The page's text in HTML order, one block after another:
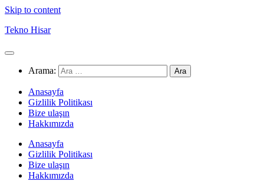
Skip to content
Tekno Hisar
Arama:
Anasayfa
Gizlilik Politikası
Bize ulaşın
Hakkımızda
Anasayfa
Gizlilik Politikası
Bize ulaşın
Hakkımızda